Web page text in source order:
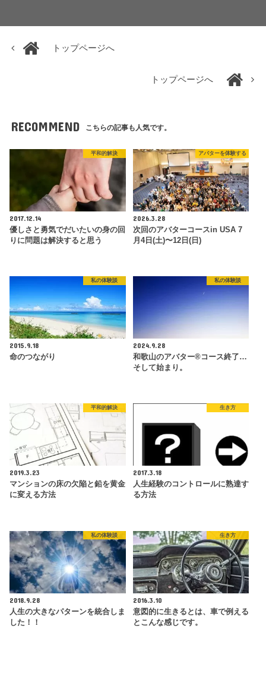
トップページへ
トップページへ
RECOMMEND こちらの記事も人気です。
平和的解決
2017.12.14
優しさと勇気でだいたいの身の回
りに問題は解決すると思う
アバターを体験する
2026.3.28
次回のアバターコースin USA 7
月4日(土)〜12日(日)
私の体験談
2015.9.18
命のつながり
私の体験談
2024.9.28
和歌山のアバター®コース終了…
そして始まり。
平和的解決
2019.3.23
マンションの床の欠陥と鉛を黄金
に変える方法
生き方
2017.3.18
人生経験のコントロールに熟達す
る方法
私の体験談
2018.9.28
人生の大きなパターンを統合しま
した！！
生き方
2016.3.10
意図的に生きるとは、車で例える
とこんな感じです。